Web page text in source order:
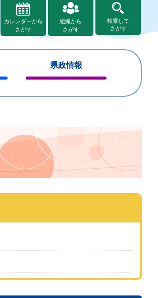
カレンダーから
さがす
組織から
さがす
検索して
さがす
県政情報
じ